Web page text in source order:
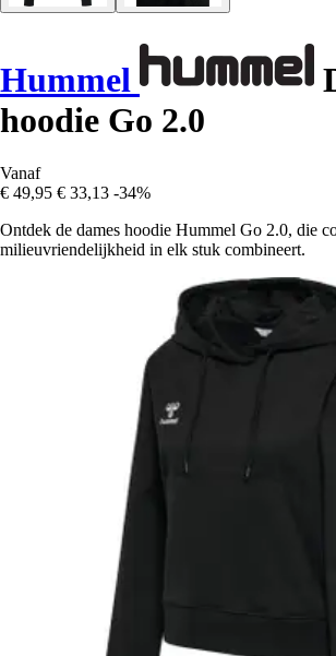
Hummel
hoodie Go 2.0
Vanaf
€ 49,95 € 33,13 -34%
Ontdek de dames hoodie Hummel Go 2.0, die
milieuvriendelijkheid in elk stuk combineert.